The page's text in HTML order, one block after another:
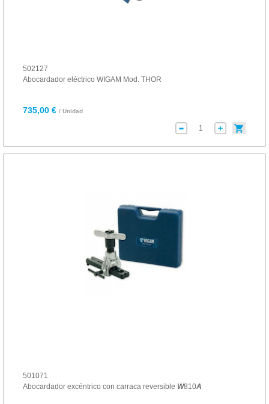
502127
Abocardador eléctrico WIGAM Mod. THOR
735,00 € / Unidad
501071
Abocardador excéntrico con carraca reversible W810A